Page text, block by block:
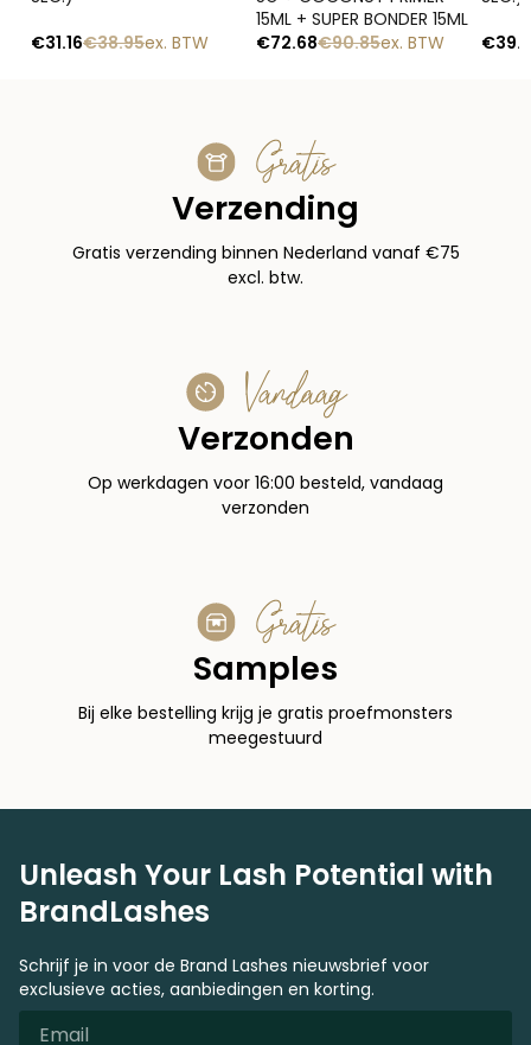
€38.95
€31.16 ex. BTW
15ML + SUPER BONDER 15ML
€90.85
€72.68 ex. BTW
€
Gratis
Verzending
Gratis verzending binnen Nederland vanaf €75
excl. btw.
Vandaag
Verzonden
Op werkdagen voor 16:00 besteld, vandaag
verzonden
Gratis
Samples
Bij elke bestelling krijg je gratis proefmonsters
meegestuurd
Unleash Your Lash Potential with
BrandLashes
Schrijf je in voor de Brand Lashes nieuwsbrief voor
exclusieve acties, aanbiedingen en korting.